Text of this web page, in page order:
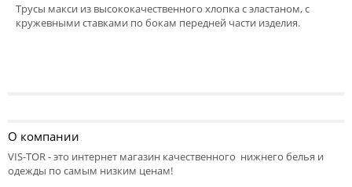
Трусы макси из высококачественного хлопка с эластаном, с
кружевными ставками по бокам передней части изделия.
О компании
VIS-TOR - это интернет магазин качественного нижнего белья и
одежды по самым низким ценам!